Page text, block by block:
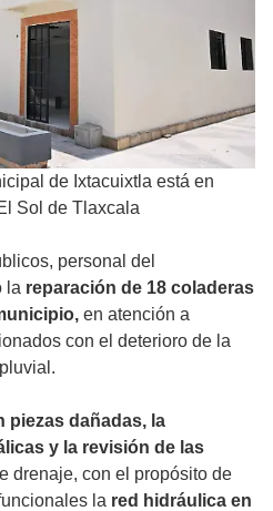
de Ixtacuixtla está en
Sol de Tlaxcala
personal del
la reparación de 18 coladeras
en atención a
con el deterioro de la
piezas dañadas, la
y la revisión de las
drenaje, con el propósito de
la red hidráulica en